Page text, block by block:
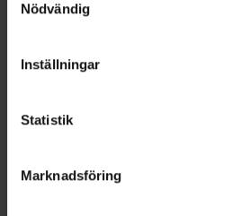
Nödvändig
Inställningar
Statistik
Marknadsföring
Everyday Baby dinapp Anti-kolik 2-pack
● Tillverkad i medicinsk silikon
● Storlek S